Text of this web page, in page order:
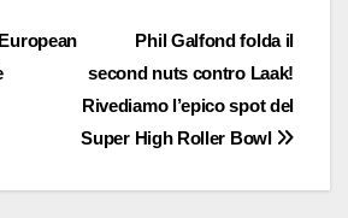
Phil Galfond folda il
second nuts contro Laak!
Rivediamo l’epico spot del
Super High Roller Bowl